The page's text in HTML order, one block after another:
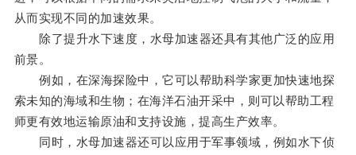
从而实现不同的加速效果。
除了提升水下速度，水母加速器还具有其他广泛的应用
前景。
例如，在深海探险中，它可以帮助科学家更加快速地探
索未知的海域和生物；在海洋石油开采中，则可以帮助工程
师更有效地运输原油和支持设施，提高生产效率。
同时，水母加速器还可以应用于军事领域，例如水下侦